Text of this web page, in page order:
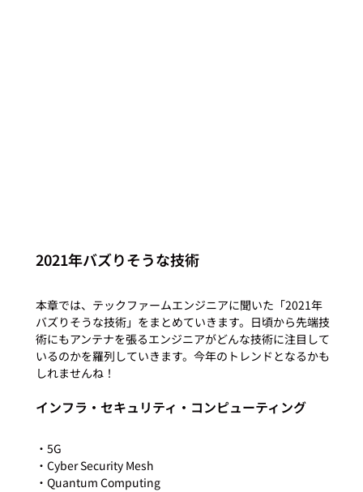
2021年バズりそうな技術
本章では、テックファームエンジニアに聞いた「2021年
バズりそうな技術」をまとめていきます。日頃から先端技
術にもアンテナを張るエンジニアがどんな技術に注目して
いるのかを羅列していきます。今年のトレンドとなるかも
インフラ・セキュリティ・コンピューティング
・5G
・Cyber Security Mesh
・Quantum Computing